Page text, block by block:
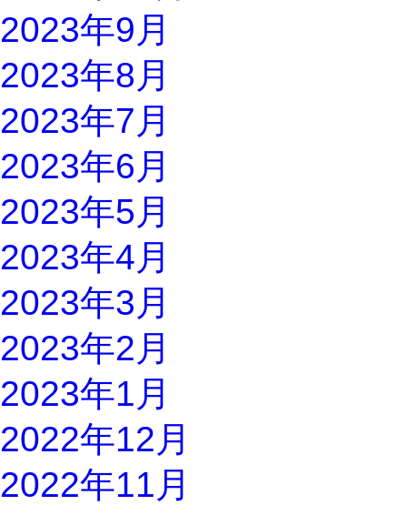
2023年9月
2023年8月
2023年7月
2023年6月
2023年5月
2023年4月
2023年3月
2023年2月
2023年1月
2022年12月
2022年11月